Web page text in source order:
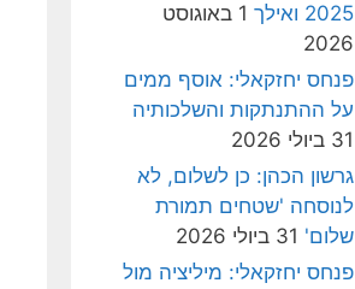
2025 ואילך
1 באוגוסט
2026
פנחס יחזקאלי: אוסף ממים
על ההתנתקות והשלכותיה
31 ביולי 2026
גרשון הכהן: כן לשלום, לא
לנוסחה 'שטחים תמורת
שלום' 31 ביולי 2026
פנחס יחזקאלי: מיליציה מול